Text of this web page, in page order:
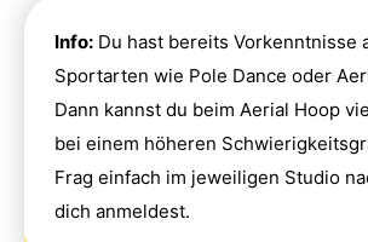
Info: Du hast bereits Vorkenntnisse
Sportarten wie Pole Dance oder
Dann kannst du beim Aerial Hoop
bei einem höheren
Frag einfach im jeweiligen Studio
dich anmeldest.